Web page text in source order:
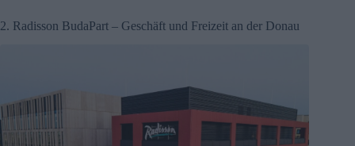
2. Radisson BudaPart – Geschäft und Freizeit an der Donau